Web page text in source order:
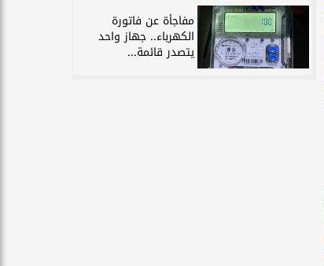
مفاجأة عن فاتورة
الكهرباء.. جهاز واحد
يتصدر قائمة...